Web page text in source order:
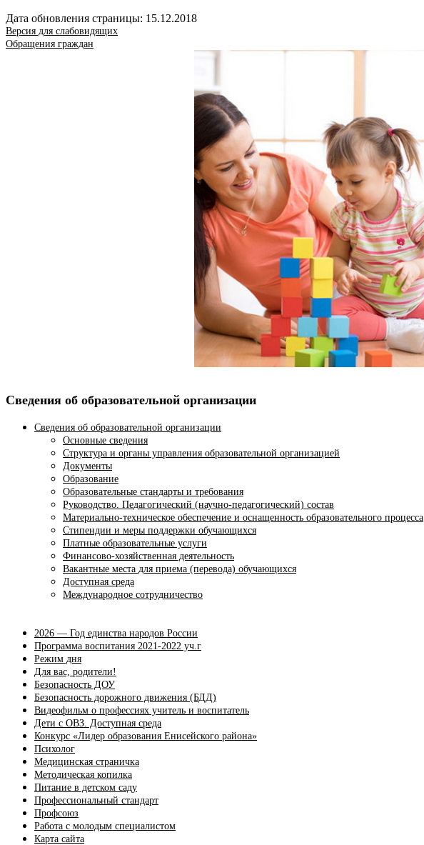
Дата обновления страницы: 15.12.2018
Версия для слабовидящих
Обращения граждан
Сведения об образовательной организации
Сведения об образовательной организации
Основные сведения
Структура и органы управления образовательной организацией
Документы
Образование
Образовательные стандарты и требования
Руководство. Педагогический (научно-педагогический) состав
Материально-техническое обеспечение и оснащенность образовательного процесса
Стипендии и меры поддержки обучающихся
Платные образовательные услуги
Финансово-хозяйственная деятельность
Вакантные места для приема (перевода) обучающихся
Доступная среда
Международное сотрудничество
2026 — Год единства народов России
Программа воспитания 2021-2022 уч.г
Режим дня
Для вас, родители!
Безопасность ДОУ
Безопасность дорожного движения (БДД)
Видеофильм о профессиях учитель и воспитатель
Дети с ОВЗ. Доступная среда
Конкурс «Лидер образования Енисейского района»
Психолог
Медицинская страничка
Методическая копилка
Питание в детском саду
Профессиональный стандарт
Профсоюз
Работа с молодым специалистом
Карта сайта